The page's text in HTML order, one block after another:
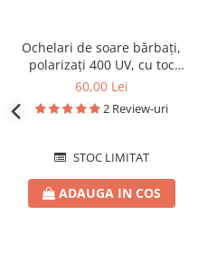
Ochelari de soare bărbați,
polarizați 400 UV, cu toc
cadou, OSB54
60,00 Lei
2 Review-uri
STOC LIMITAT
ADAUGA IN COS